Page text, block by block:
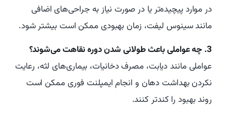
در موارد پیچیده‌تر یا در صورت نیاز به جراحی‌های اضافی
مانند سینوس لیفت، زمان بهبودی ممکن است بیشتر شود.
3. چه عواملی باعث طولانی شدن دوره نقاهت می‌شوند؟
عواملی مانند دیابت، مصرف دخانیات، بیماری‌های لثه، رعایت
نکردن بهداشت دهان و انجام ایمپلنت فوری ممکن است
روند بهبود را کندتر کنند.